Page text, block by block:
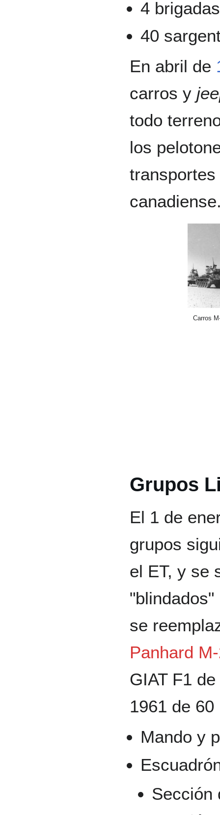
4 brigadas
40
En abril de
carros y
todo
los
transportes
Carros
Grupos
El 1 de
grupos
el ET, y se
se
Panhard
GIAT F1
1961 de
Mando y
Sección